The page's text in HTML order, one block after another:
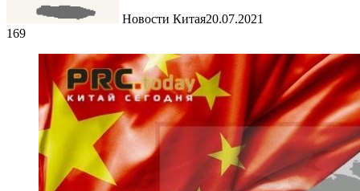
Новости Китая20.07.2021
169